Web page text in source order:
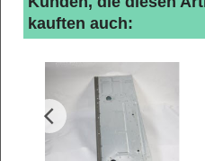
kauften auch: